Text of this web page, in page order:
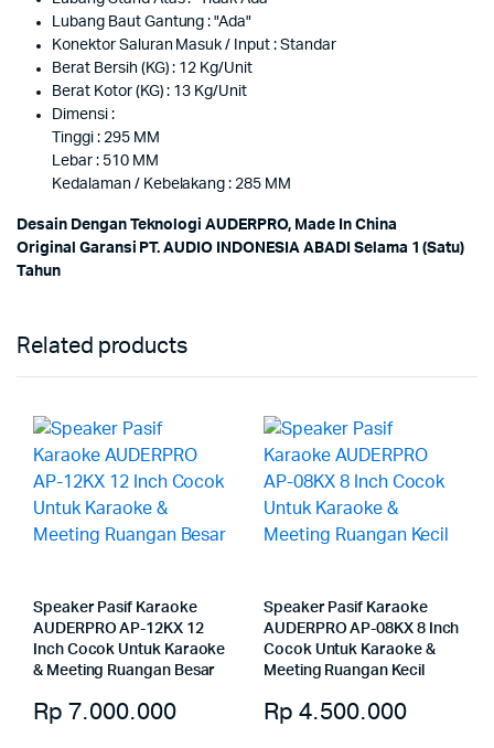
Lubang Baut Gantung : "Ada"
Konektor Saluran Masuk / Input : Standar
Berat Bersih (KG) : 12 Kg/Unit
Berat Kotor (KG) : 13 Kg/Unit
Dimensi :
Tinggi : 295 MM
Lebar : 510 MM
Kedalaman / Kebelakang : 285 MM
Desain Dengan Teknologi AUDERPRO, Made In China
Original Garansi PT. AUDIO INDONESIA ABADI Selama 1 (Satu)
Tahun
Related products
Speaker Pasif Karaoke
AUDERPRO AP-12KX 12
Inch Cocok Untuk Karaoke
& Meeting Ruangan Besar
Rp 7.000.000
Speaker Pasif Karaoke
AUDERPRO AP-08KX 8 Inch
Cocok Untuk Karaoke &
Meeting Ruangan Kecil
Rp 4.500.000